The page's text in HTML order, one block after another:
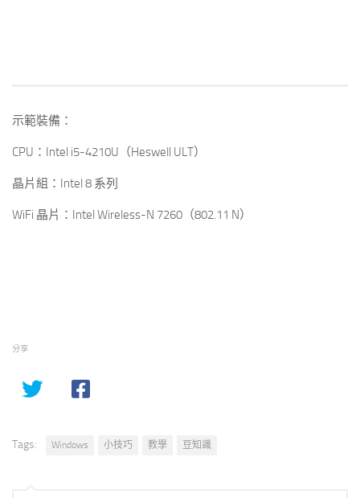
示範裝備：
CPU：Intel i5-4210U（Heswell ULT）
晶片組：Intel 8 系列
WiFi 晶片：Intel Wireless-N 7260（802.11 N）
分享
Tags: Windows 小技巧 教學 豆知識